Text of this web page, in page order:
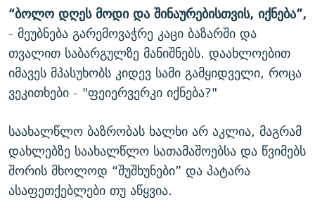
ᲐᲒᲕᲘᲡᲢᲝᲡ ᲝᲛᲘ
ПРИВЕТ ᲙᲣᲚᲢᲣᲠᲐ
“ბოლო დღეს მოდი და შინაურებისთვის, იქნება”,
- მეუბნება გარემოვაჭრე კაცი ბაზარში და
თვალით საბარგულზე მანიშნებს. დაახლოებით
იმავეს მპასუხობს კიდევ სამი გამყიდველი, როცა
ვეკითხები - "ფეიერვერკი იქნება?"
საახალწლო ბაზრობას ხალხი არ აკლია, მაგრამ
დახლებზე საახალწლო სათამაშოებსა და წვიმებს
შორის მხოლოდ “შუშხუნები” და პატარა
ასაფეთქებლები თუ აწყვია.